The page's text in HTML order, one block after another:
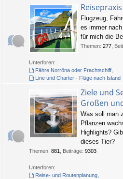
Flugzeug,
es immer
für mich die
Themen: 277
Unterforen:
Fähre Norröna oder Frachtschiff,
Line und Charter - Flüge nach Island
Ziele und
Großen
Was soll man
Pflanzen
Highlights?
dieses Tier?
Themen: 881 Beiträge: 9303
Unterforen:
Reise- und Routenplanung,